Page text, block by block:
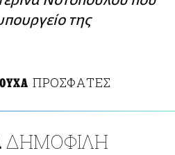
της
ΠΡΟΣΦΑΤΕΣ
ΔΗΜΟΦΙΛΗ